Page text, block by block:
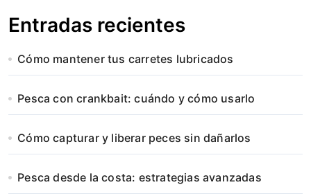
Entradas recientes
Cómo mantener tus carretes lubricados
Pesca con crankbait: cuándo y cómo usarlo
Cómo capturar y liberar peces sin dañarlos
Pesca desde la costa: estrategias avanzadas